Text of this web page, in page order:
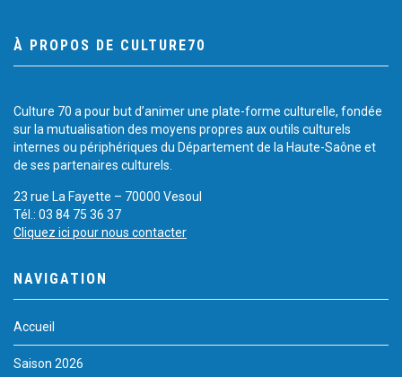
À PROPOS DE CULTURE70
Culture 70 a pour but d’animer une plate-forme culturelle, fondée
sur la mutualisation des moyens propres aux outils culturels
internes ou périphériques du Département de la Haute-Saône et
de ses partenaires culturels.
23 rue La Fayette – 70000 Vesoul
Tél.: 03 84 75 36 37
Cliquez ici pour nous contacter
NAVIGATION
Accueil
Saison 2026